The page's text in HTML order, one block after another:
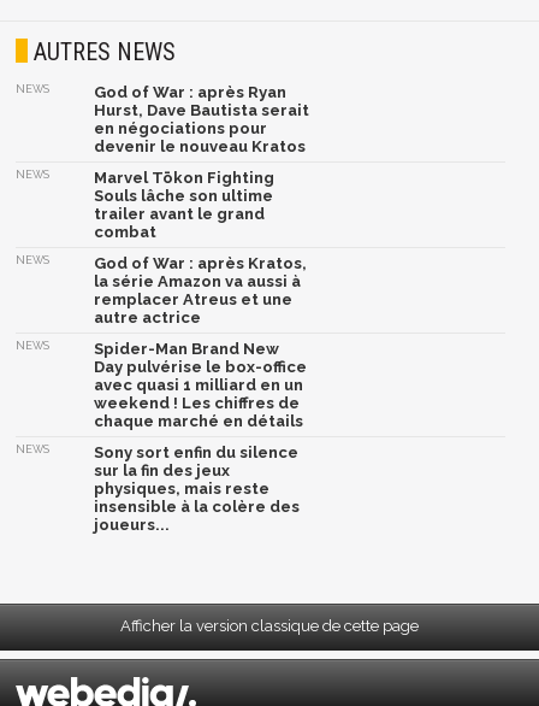
AUTRES NEWS
NEWS
God of War : après Ryan
Hurst, Dave Bautista serait
en négociations pour
devenir le nouveau Kratos
NEWS
Marvel Tōkon Fighting
Souls lâche son ultime
trailer avant le grand
combat
NEWS
God of War : après Kratos,
la série Amazon va aussi à
remplacer Atreus et une
autre actrice
NEWS
Spider-Man Brand New
Day pulvérise le box-office
avec quasi 1 milliard en un
weekend ! Les chiffres de
chaque marché en détails
NEWS
Sony sort enfin du silence
sur la fin des jeux
physiques, mais reste
insensible à la colère des
joueurs...
Afficher la version classique de cette page